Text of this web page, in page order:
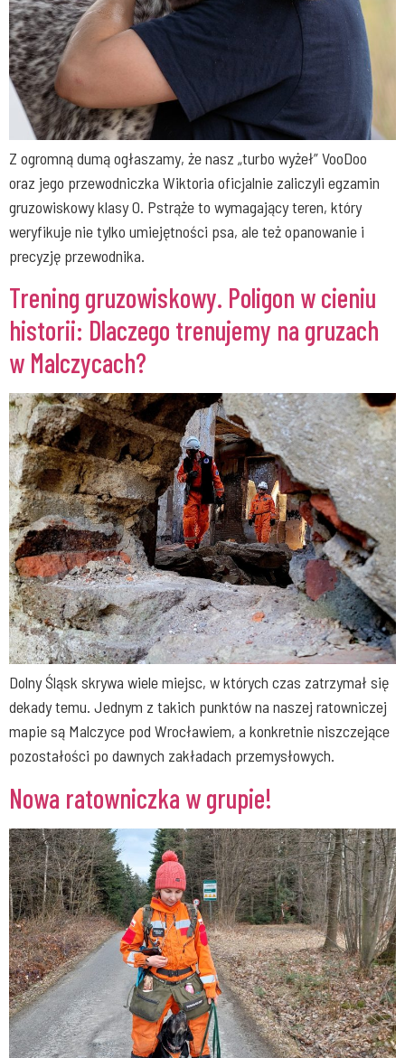
Z ogromną dumą ogłaszamy, że nasz „turbo wyżeł” VooDoo
oraz jego przewodniczka Wiktoria oficjalnie zaliczyli egzamin
gruzowiskowy klasy 0. Pstrąże to wymagający teren, który
weryfikuje nie tylko umiejętności psa, ale też opanowanie i
precyzję przewodnika.
Trening gruzowiskowy. Poligon w cieniu
historii: Dlaczego trenujemy na gruzach
w Malczycach?
Dolny Śląsk skrywa wiele miejsc, w których czas zatrzymał się
dekady temu. Jednym z takich punktów na naszej ratowniczej
mapie są Malczyce pod Wrocławiem, a konkretnie niszczejące
pozostałości po dawnych zakładach przemysłowych.
Nowa ratowniczka w grupie!